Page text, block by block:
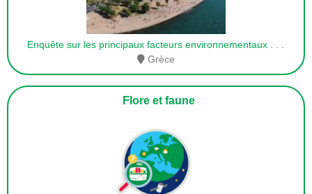
Enquête sur les principaux facteurs environnementaux
Grèce
Flore et faune